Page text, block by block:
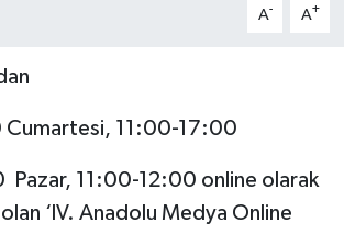
A- A+
Cumartesi, 11:00-17:00
Pazar, 11:00-12:00 online olarak
‘lV. Anadolu Medya Online
RAPORU